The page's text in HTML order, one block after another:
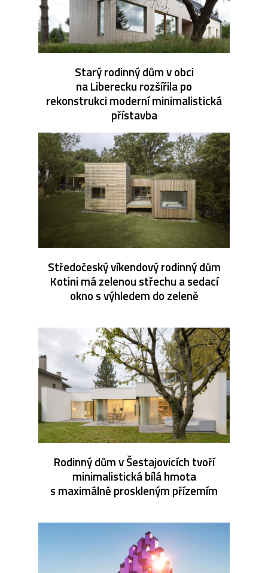
Starý rodinný dům v obci
na Liberecku rozšířila po
rekonstrukci moderní minimalistická
přístavba
Středočeský víkendový rodinný dům
Kotini má zelenou střechu a sedací
okno s výhledem do zeleně
Rodinný dům v Šestajovicích tvoří
minimalistická bílá hmota
s maximálně proskleným přízemím